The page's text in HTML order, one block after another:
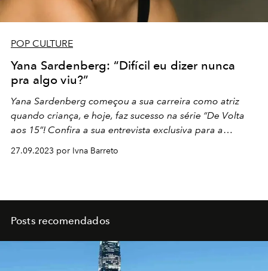
POP CULTURE
Yana Sardenberg: “Difícil eu dizer nunca
pra algo viu?”
Yana Sardenberg começou a sua carreira como atriz
quando criança, e hoje, faz sucesso na série “De Volta
aos 15”! Confira a sua entrevista exclusiva para a
27.09.2023 por Ivna Barreto
Posts recomendados